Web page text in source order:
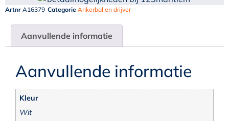
Artnr A16379 Categorie Ankerbal en drijver
Aanvullende informatie
Aanvullende informatie
Kleur
Wit